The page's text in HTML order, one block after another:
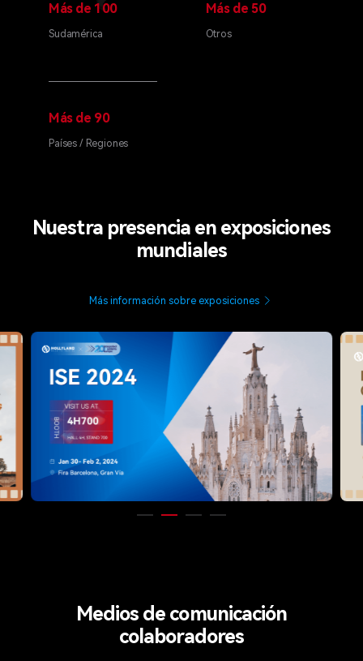
Más de 100
Sudamérica
Más de 50
Otros
Más de 90
Países / Regiones
Nuestra presencia en exposiciones
mundiales
Más información sobre exposiciones
Medios de comunicación
colaboradores